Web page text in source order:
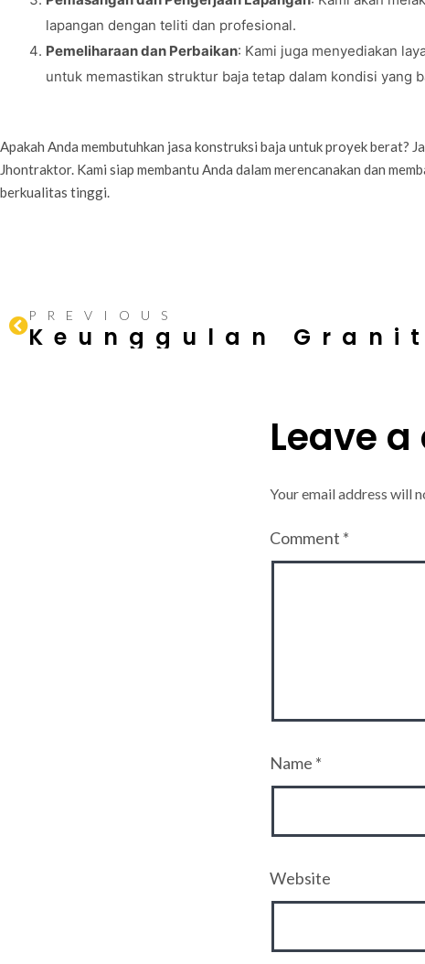
lapangan dengan teliti dan profesional.
Pemeliharaan dan Perbaikan: Kami juga menyediakan
untuk memastikan struktur baja tetap dalam kondisi yang
Apakah Anda membutuhkan jasa konstruksi baja untuk proyek berat?
Jhontraktor. Kami siap membantu Anda dalam merencanakan dan
berkualitas tinggi.
PREVIOUS
Leave
Your email address will
Comment *
Name *
Website